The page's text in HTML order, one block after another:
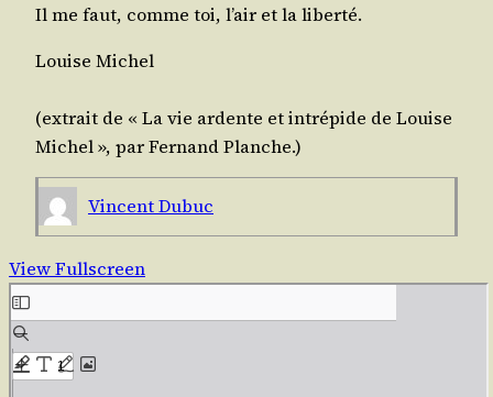
Il me faut, comme toi, l’air et la liberté.
Louise Michel
(extrait de « La vie ardente et intré­pide de Louise
Michel », par Fer­nand Planche.)
Vincent Dubuc
View Fullscreen